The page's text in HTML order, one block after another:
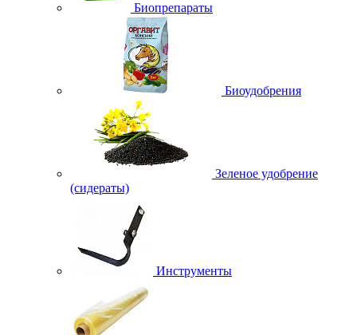
Биопрепараты
Биоудобрения
Зеленое удобрение
(сидераты)
Инструменты